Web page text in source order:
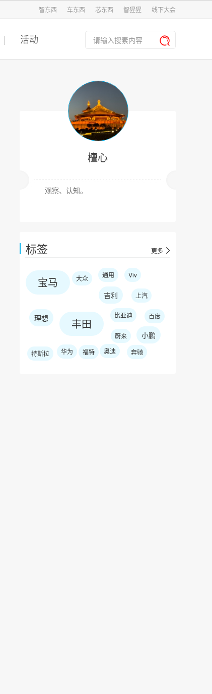
智东西 车东西 芯东西 智猩猩 线下大会
活动
檀心
观察、认知。
标签 更多
宝马 大众 通用 Viv
吉利 上汽
理想 丰田
比亚迪 百度
蔚来 小鹏
特斯拉 华为 福特 奥迪 奔驰